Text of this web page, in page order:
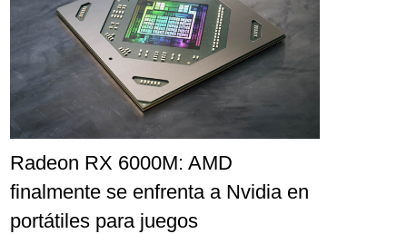
Radeon RX 6000M: AMD
finalmente se enfrenta a Nvidia en
portátiles para juegos